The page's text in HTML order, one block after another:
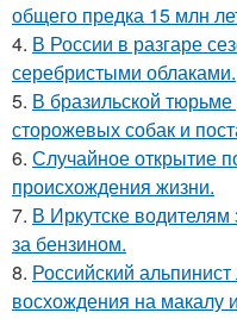
общего предка 15 млн
4. В России в разгаре
серебристыми облаками.
5. В бразильской
сторожевых собак и
6. Случайное открытие
происхождения жизни.
7. В Иркутске
за бензином.
8. Российский
восхождения на макалу